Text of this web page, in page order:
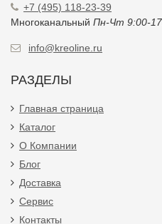
+7 (495) 118-23-39
Многоканальный Пн-Чт 9:00-
info@kreoline.ru
РАЗДЕЛЫ
Главная страница
Каталог
О Компании
Блог
Доставка
Сервис
Контакты